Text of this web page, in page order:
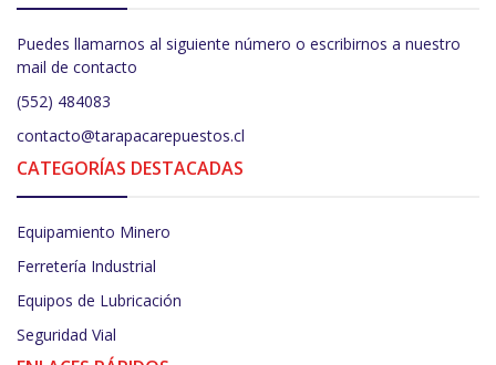
Puedes llamarnos al siguiente número o escribirnos a nuestro
mail de contacto
(552) 484083
contacto@tarapacarepuestos.cl
CATEGORÍAS DESTACADAS
Equipamiento Minero
Ferretería Industrial
Equipos de Lubricación
Seguridad Vial